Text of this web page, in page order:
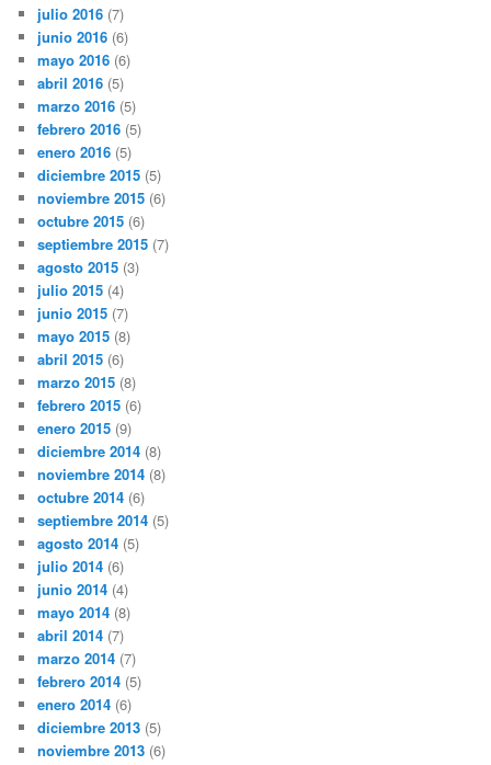
julio 2016 (7)
junio 2016 (6)
mayo 2016 (6)
abril 2016 (5)
marzo 2016 (5)
febrero 2016 (5)
enero 2016 (5)
diciembre 2015 (5)
noviembre 2015 (6)
octubre 2015 (6)
septiembre 2015 (7)
agosto 2015 (3)
julio 2015 (4)
junio 2015 (7)
mayo 2015 (8)
abril 2015 (6)
marzo 2015 (8)
febrero 2015 (6)
enero 2015 (9)
diciembre 2014 (8)
noviembre 2014 (8)
octubre 2014 (6)
septiembre 2014 (5)
agosto 2014 (5)
julio 2014 (6)
junio 2014 (4)
mayo 2014 (8)
abril 2014 (7)
marzo 2014 (7)
febrero 2014 (5)
enero 2014 (6)
diciembre 2013 (5)
noviembre 2013 (6)